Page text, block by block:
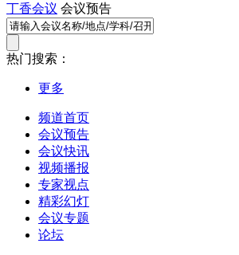
丁香会议 会议预告
热门搜索：
更多
频道首页
会议预告
会议快讯
视频播报
专家视点
精彩幻灯
会议专题
论坛